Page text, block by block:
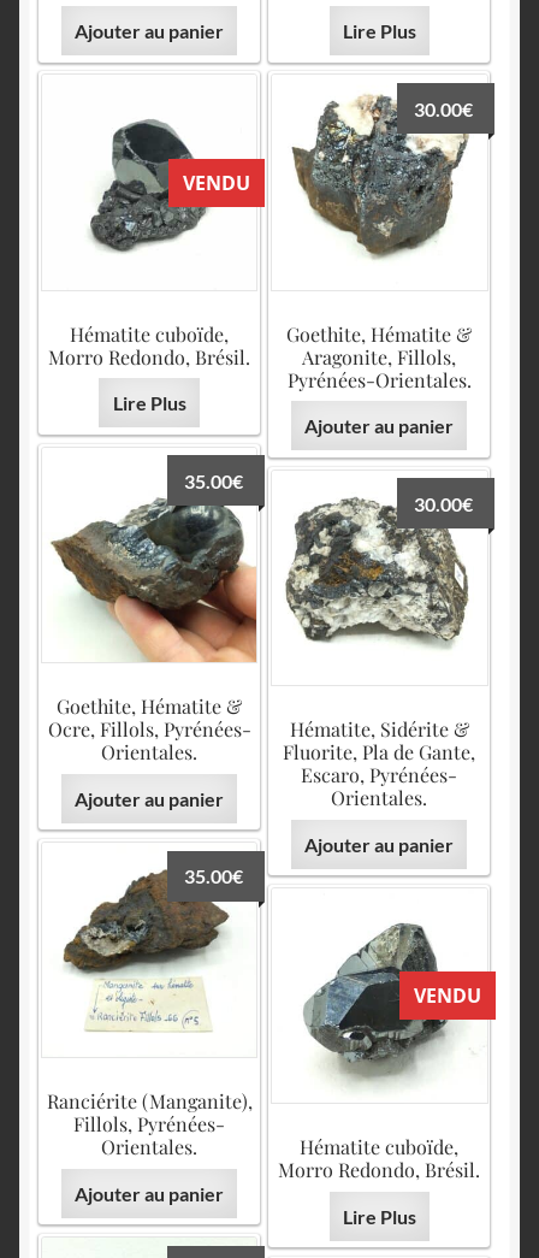
Lire Plus
Ajouter au panier
VENDU
Hématite cuboïde,
Morro Redondo, Brésil.
Lire Plus
Goethite, Hématite &
Aragonite, Fillols,
Pyrénées-Orientales.
30.00€
Ajouter au panier
Goethite, Hématite &
Ocre, Fillols, Pyrénées-
Orientales.
35.00€
Ajouter au panier
Hématite, Sidérite &
Fluorite, Pla de Gante,
Escaro, Pyrénées-
Orientales.
30.00€
Ajouter au panier
Ranciérite (Manganite),
Fillols, Pyrénées-
Orientales.
35.00€
Ajouter au panier
VENDU
Hématite cuboïde,
Morro Redondo, Brésil.
Lire Plus